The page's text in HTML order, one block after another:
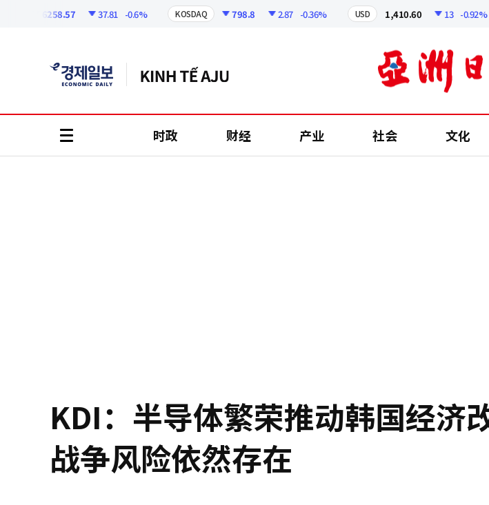
6258.57 37.81 -0.6% KOSDAQ 798.8 2.87 -0.36% USD 1,410.60 13 -0.92%
时政 财经 产业 社会 文化
KDI：半导体繁荣推动韩国经济
战争风险依然存在